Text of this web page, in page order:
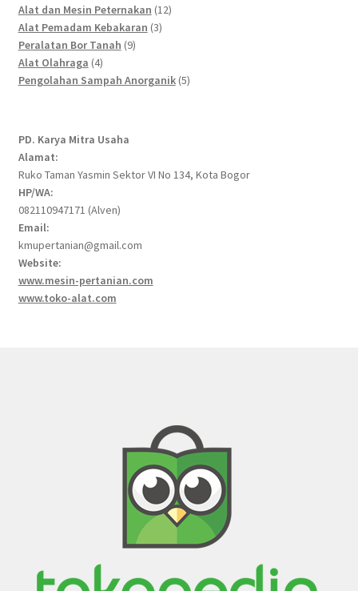
products
Alat dan Mesin Peternakan 1212
Alat Pemadam Kebakaran 33
Peralatan Bor Tanah 99
Alat Olahraga 44
products
Pengolahan Sampah Anorganik 55
PD. Karya Mitra Usaha
Alamat:
Ruko Taman Yasmin Sektor VI No 134, Kota Bogor
HP/WA:
082110947171 (Alven)
Email:
kmupertanian@gmail.com
Website:
www.mesin-pertanian.com
www.toko-alat.com